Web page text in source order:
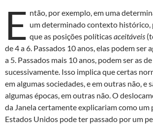
E ntão, por exemplo, em uma
um determinado contexto histórico,
que as posições políticasaceitáveis
de 4 a 6. Passados 10 anos, elas podem ser
a 5. Passados mais 10 anos, podem ser as
sucessivamente. Isso implica que certas
em algumas sociedades, e em outras não, e
algumas épocas, em outras não. O
da Janela certamente explicariam como um
Estados Unidos pode ter passado por um